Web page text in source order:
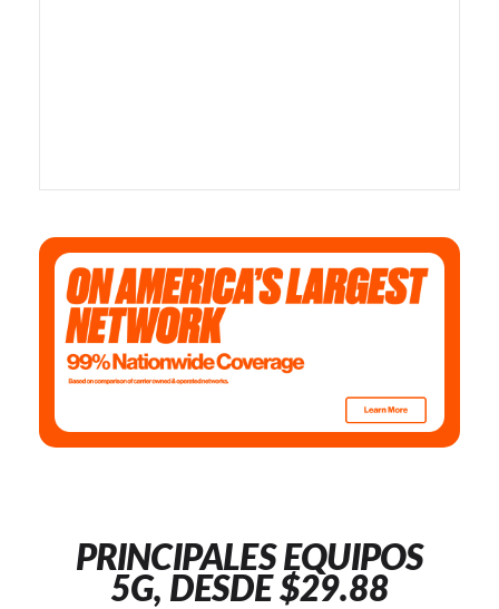
PRINCIPALES EQUIPOS
5G, DESDE $29.88